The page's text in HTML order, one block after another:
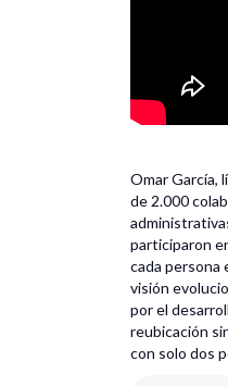
Omar García,
de 2.000
participaron
cada persona
visión
por el
reubicación
con solo dos